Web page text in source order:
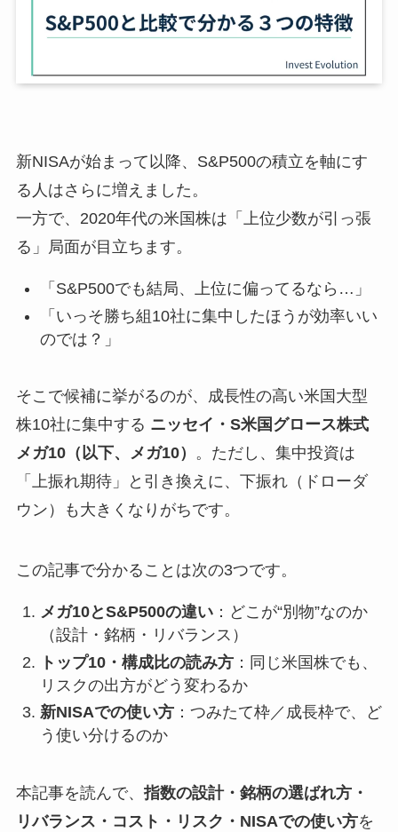
新NISAが始まって以降、S&P500の積立を軸にす
る人はさらに増えました。
一方で、2020年代の米国株は「上位少数が引っ張
る」局面が目立ちます。
「S&P500でも結局、上位に偏ってるなら…」
「いっそ勝ち組10社に集中したほうが効率いい
のでは？」
そこで候補に挙がるのが、成長性の高い米国大型
株10社に集中する ニッセイ・S米国グロース株式
メガ10（以下、メガ10） 。ただし、集中投資は
「上振れ期待」と引き換えに、下振れ（ドローダ
ウン）も大きくなりがちです。
この記事で分かることは次の3つです。
メガ10とS&P500の違い：どこが“別物”なのか
（設計・銘柄・リバランス）
トップ10・構成比の読み方：同じ米国株でも、
リスクの出方がどう変わるか
新NISAでの使い方：つみたて枠／成長枠で、ど
う使い分けるのか
本記事を読んで、 指数の設計・銘柄の選ばれ方・
リバランス・コスト・リスク・NISAでの使い方を